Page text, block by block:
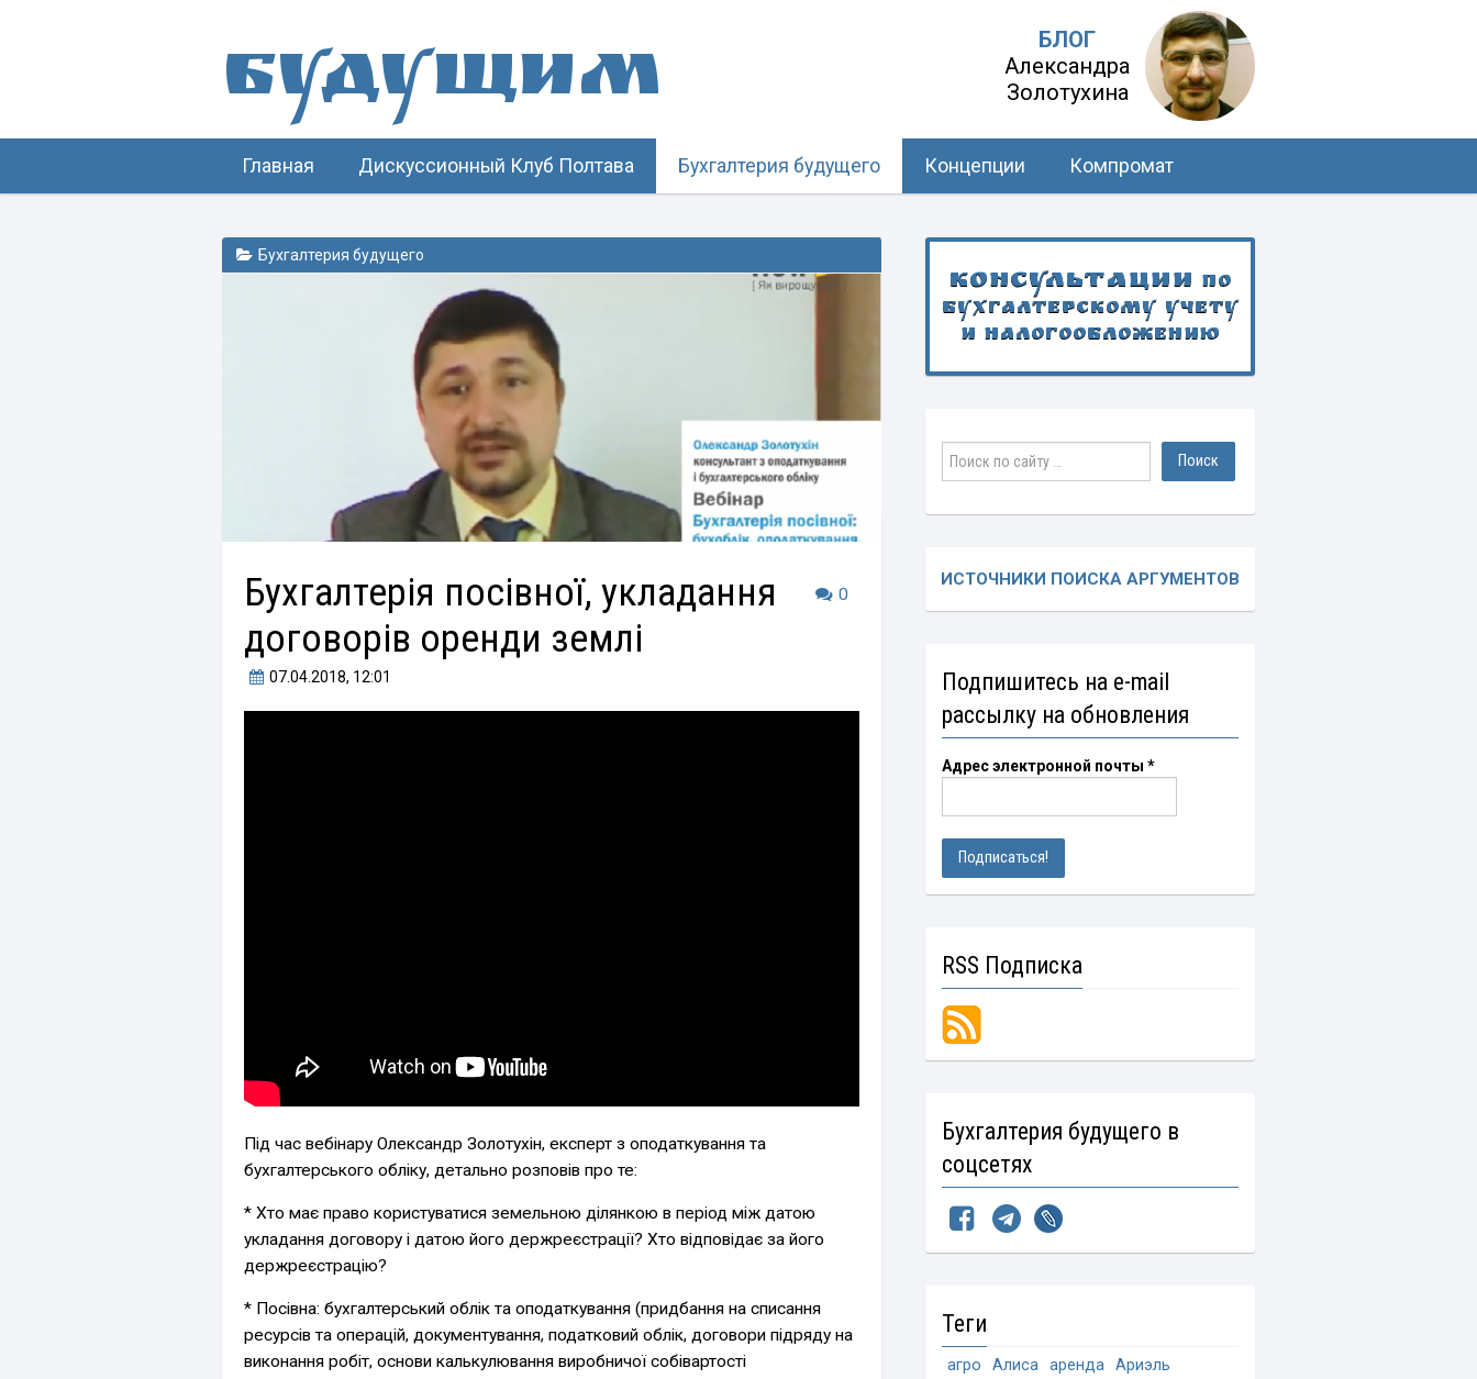
Будущим
БЛОГ
Александра
Золотухина
Главная Дискуссионный Клуб Полтава Бухгалтерия будущего Концепции Компромат
Бухгалтерия будущего
0
Бухгалтерія посівної, укладання
договорів оренди землі
07.04.2018, 12:01
Під час вебінару Олександр Золотухін, експерт з оподаткування та
бухгалтерського обліку, детально розповів про те:
* Хто має право користуватися земельною ділянкою в період між датою
укладання договору і датою його держреєстрації? Хто відповідає за його
держреєстрацію?
* Посівна: бухгалтерський облік та оподаткування (придбання на списання
ресурсів та операцій, документування, податковий облік, договори підряду на
виконання робіт, основи калькулювання виробничої собівартості
Консультации по
бухгалтерскому учету
и налогообложению
ИСТОЧНИКИ ПОИСКА АРГУМЕНТОВ
Подпишитесь на e-mail
рассылку на обновления
Адрес электронной почты *
RSS Подписка
Бухгалтерия будущего в
соцсетях
Теги
агро Алиса аренда Ариэль